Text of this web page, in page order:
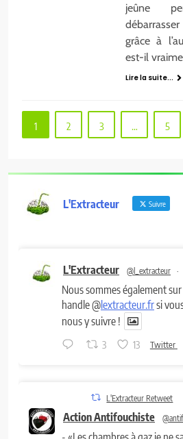
jeûne
grâce à
est-il
Lire la suite...
1 2 3 … 5
L'Extracteur Suivre
L'Extracteur @l_extracteur ·
Nous sommes également
handle @lextracteur.frsi
nous y suivre !
3 13 Twitter
L'Extracteur Retweet
Action Antifouchiste